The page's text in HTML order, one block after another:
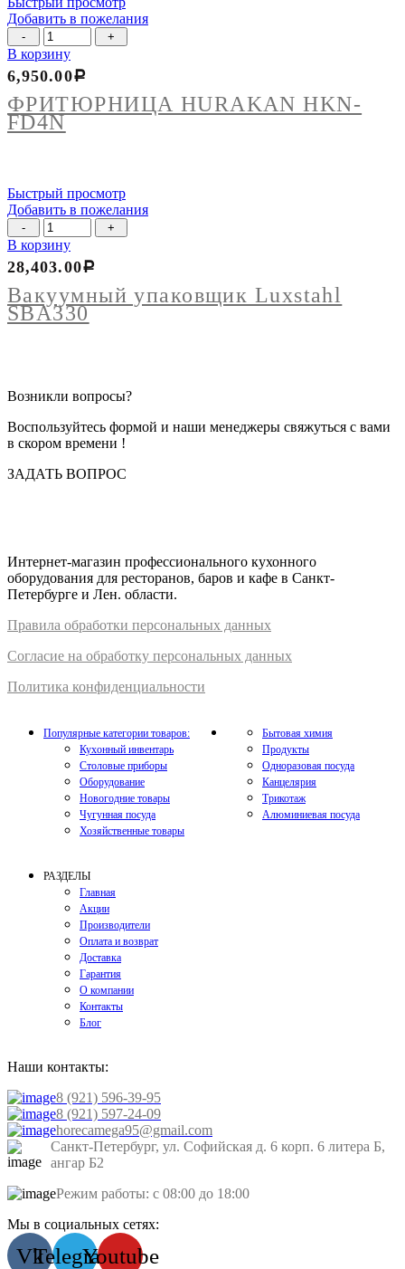
Добавить в пожелания
Количество
товара
ФРИТЮРНИЦА
HURAKAN
HKN-
FD4N
В корзину
ФРИТЮРНИЦА HURAKAN HKN-
FD4N
6,950.00Р
Быстрый просмотр
Добавить в пожелания
Количество
товара
Вакуумный
упаковщик
Luxstahl
SBA330
В корзину
Вакуумный упаковщик Luxstahl
SBA330
28,403.00Р
Возникли вопросы?
Воспользуйтесь формой и наши менеджеры свяжуться с вами
в скором времени !
ЗАДАТЬ ВОПРОС
Интернет-магазин профессионального кухонного
оборудования для ресторанов, баров и кафе в Санкт-
Петербурге и Лен. области.
Правила обработки персональных данных
Согласие на обработку персональных данных
Политика конфиденциальности
Популярные категории товаров:
Кухонный инвентарь
Столовые приборы
Оборудование
Новогодние товары
Чугунная посуда
Хозяйственные товары
Бытовая химия
Продукты
Одноразовая посуда
Канцелярия
Трикотаж
Алюминиевая посуда
РАЗДЕЛЫ
Главная
Акции
Производители
Оплата и возврат
Доставка
Гарантия
О компании
Контакты
Блог
Наши контакты:
8 (921) 596-39-95
8 (921) 597-24-09
horecamega95@gmail.com
Санкт-Петербург, ул. Софийская д. 6 корп. 6 литера Б,
ангар Б2
Режим работы: с 08:00 до 18:00
Мы в социальных сетях:
VkTelegramYoutube